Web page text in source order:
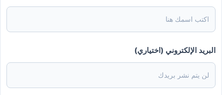
البريد الإلكتروني (اختياري)